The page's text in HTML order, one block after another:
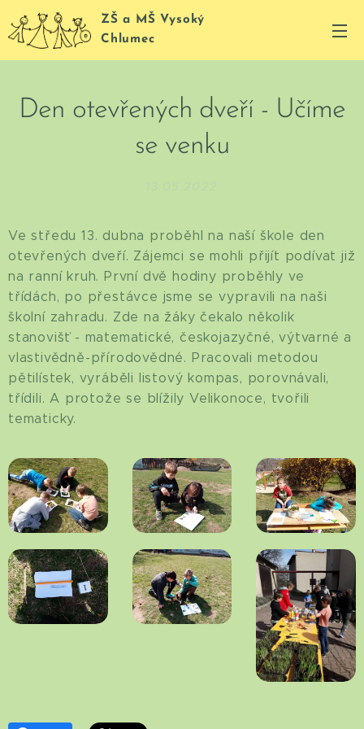
ZŠ a MŠ Vysoký
Chlumec
Den otevřených dveří - Učíme
se venku
Ve středu 13. dubna proběhl na naší škole den
otevřených dveří. Zájemci se mohli přijít podívat již
na ranní kruh. První dvě hodiny proběhly ve
třídách, po přestávce jsme se vypravili na naši
školní zahradu. Zde na žáky čekalo několik
stanovišť - matematické, českojazyčné, výtvarné a
vlastivědně-přírodovědné. Pracovali metodou
pětilístek, vyráběli listový kompas, porovnávali,
třídili. A protože se blížily Velikonoce, tvořili
tematicky.